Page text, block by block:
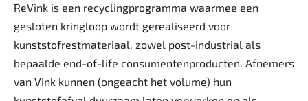
ReVink is een recyclingprogramma waarmee een
gesloten kringloop wordt gerealiseerd voor
kunststofrestmateriaal, zowel post-industrial als
bepaalde end-of-life consumentenproducten. Afnemers
van Vink kunnen (ongeacht het volume) hun